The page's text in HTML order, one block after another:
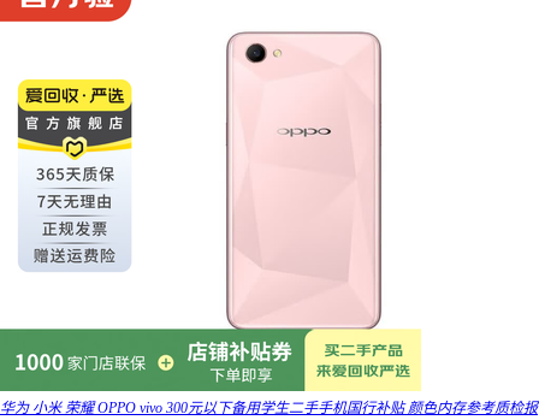
华为 小米 荣耀 OPPO vivo 300元以下备用学生二手手机国行补贴 颜色内存参考质检报